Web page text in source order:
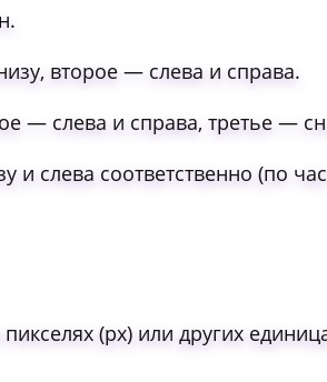
второе — слева и справа.
— слева и справа, третье —
и слева соответственно (по
(px) или других